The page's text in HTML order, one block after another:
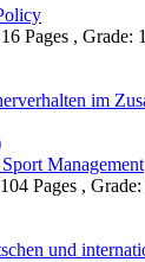
Pages , Grade:
im
Management
Pages ,
und